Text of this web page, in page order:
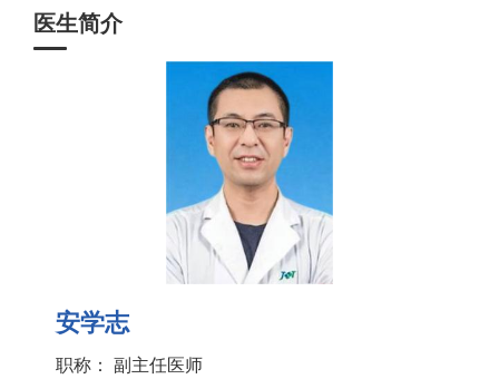
医生简介
安学志
职称： 副主任医师